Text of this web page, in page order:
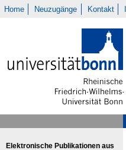
Home Neuzugänge Kontakt
Elektronische Publikationen aus